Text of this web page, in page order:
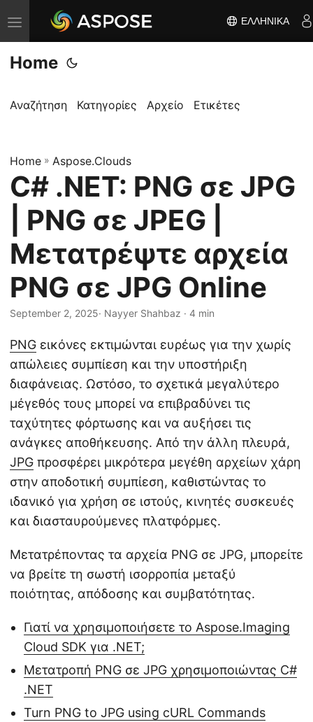
Ε
ν
α
λ
ή
π
λ
ή
γ
η
σ
η
ς
ΕΛΛΗΝΙΚΆ
Home
Αναζήτηση Κατηγορίες Αρχείο Ετικέτες
Home » Aspose.Clouds
C# .NET: PNG σε JPG
| PNG σε JPEG |
Μετατρέψτε αρχεία
PNG σε JPG Online
September 2, 2025· Nayyer Shahbaz · 4 min
PNG εικόνες εκτιμώνται ευρέως για την χωρίς
απώλειες συμπίεση και την υποστήριξη
διαφάνειας. Ωστόσο, το σχετικά μεγαλύτερο
μέγεθός τους μπορεί να επιβραδύνει τις
ταχύτητες φόρτωσης και να αυξήσει τις
ανάγκες αποθήκευσης. Από την άλλη πλευρά,
JPG προσφέρει μικρότερα μεγέθη αρχείων χάρη
στην αποδοτική συμπίεση, καθιστώντας το
ιδανικό για χρήση σε ιστούς, κινητές συσκευές
και διασταυρούμενες πλατφόρμες.
Μετατρέποντας τα αρχεία PNG σε JPG, μπορείτε
να βρείτε τη σωστή ισορροπία μεταξύ
ποιότητας, απόδοσης και συμβατότητας.
Γιατί να χρησιμοποιήσετε το Aspose.Imaging
Cloud SDK για .NET;
Μετατροπή PNG σε JPG χρησιμοποιώντας C#
.NET
Turn PNG to JPG using cURL Commands